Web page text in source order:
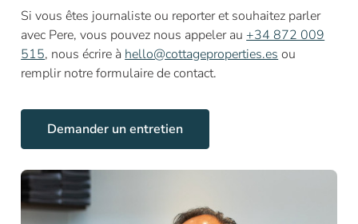
Si vous êtes journaliste ou reporter et souhaitez parler
avec Pere, vous pouvez nous appeler au +34 872 009
515, nous écrire à hello@cottageproperties.es ou
remplir notre formulaire de contact.
Demander un entretien